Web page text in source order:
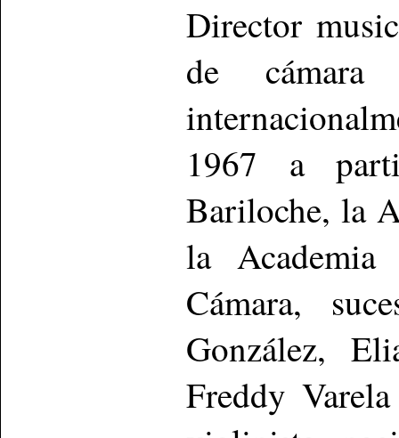
Director
de
1967 a
Bariloche, la
la Academia
Cámara,
González,
Freddy